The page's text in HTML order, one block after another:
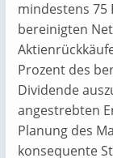
mindestens
bereinigten
Prozent des
Dividende
angestrebten
Planung des
konsequente